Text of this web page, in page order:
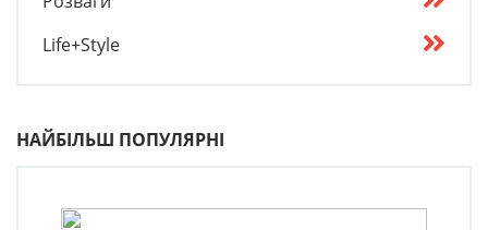
Life+Style
НАЙБІЛЬШ ПОПУЛЯРНІ